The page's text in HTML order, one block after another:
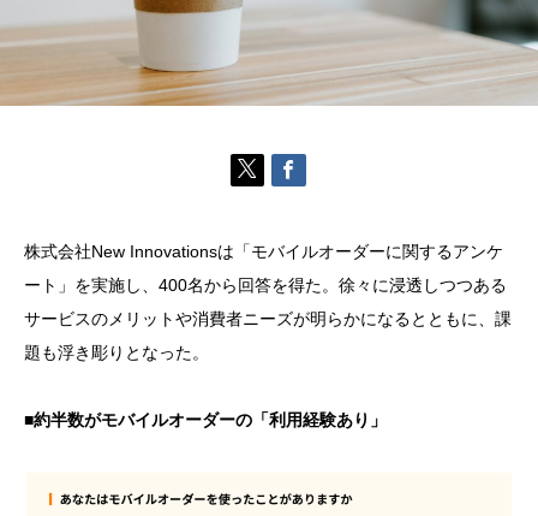
株式会社New Innovationsは「モバイルオーダーに関するアンケ
ート」を実施し、400名から回答を得た。徐々に浸透しつつある
サービスのメリットや消費者ニーズが明らかになるとともに、課
題も浮き彫りとなった。
■約半数がモバイルオーダーの「利用経験あり」